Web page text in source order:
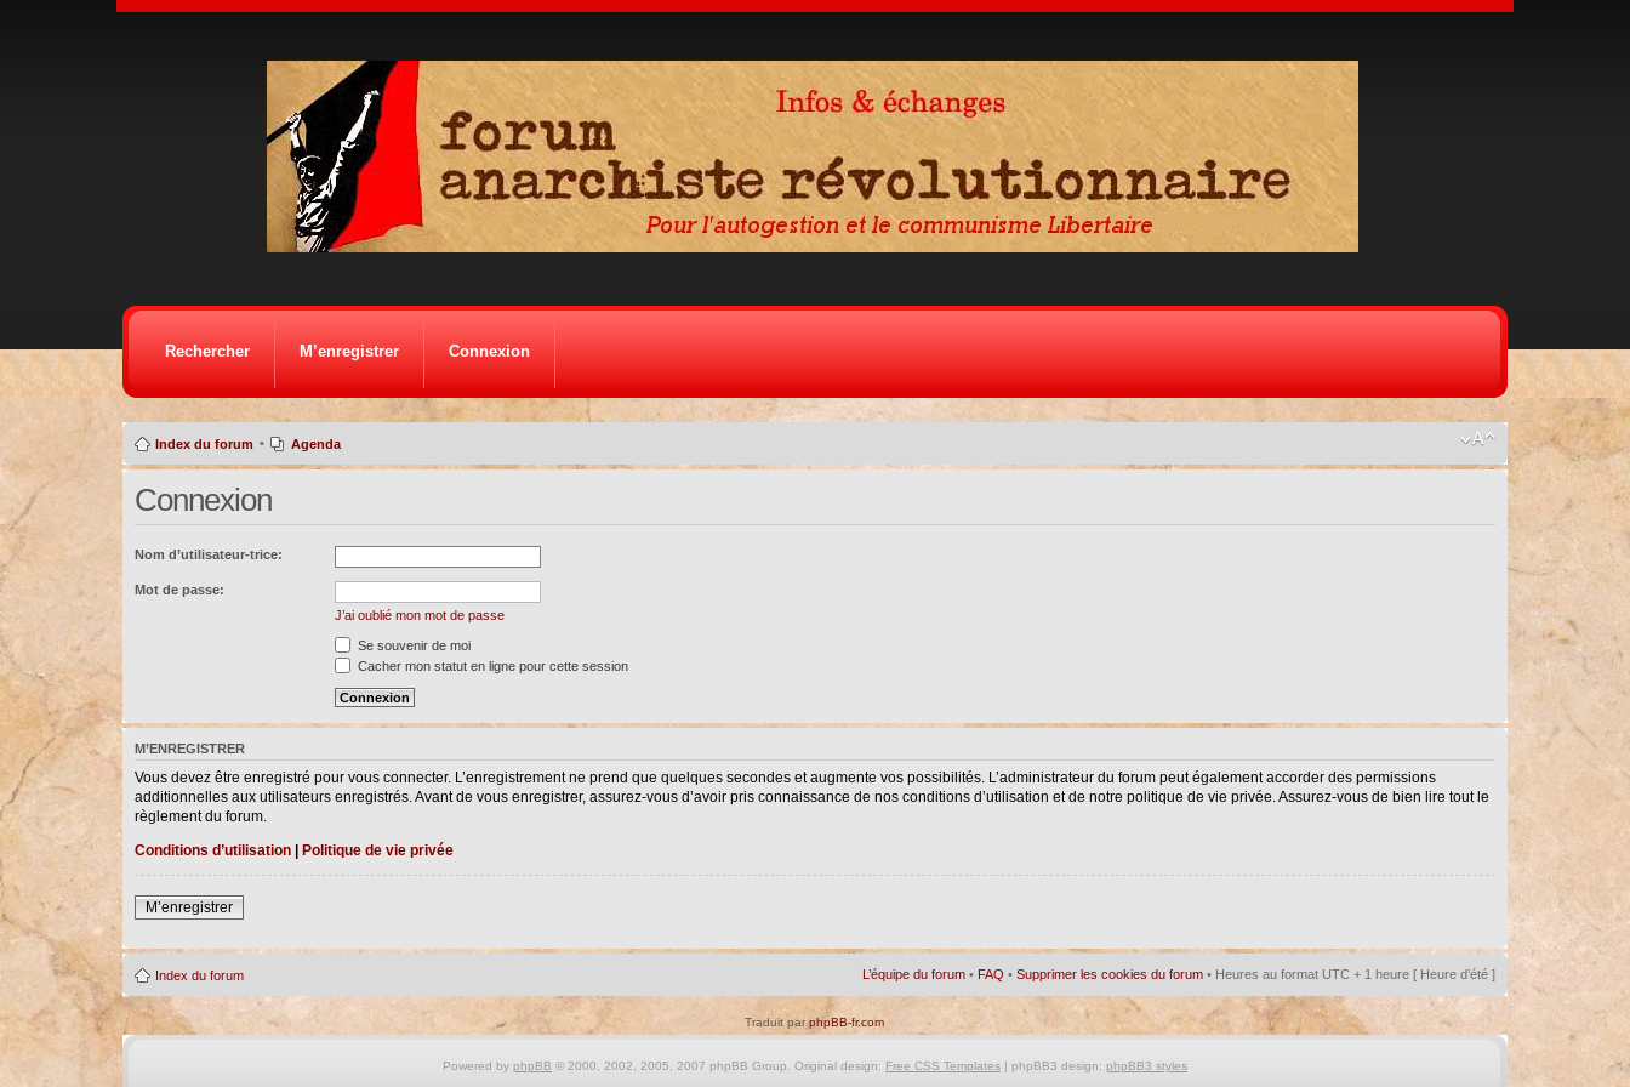
Rechercher M’enregistrer Connexion
Index du forum • Agenda
Connexion
Nom d’utilisateur-trice:
Mot de passe:
J’ai oublié mon mot de passe
Se souvenir de moi
Cacher mon statut en ligne pour cette session
M’ENREGISTRER
Vous devez être enregistré pour vous connecter. L’enregistrement ne prend que quelques secondes et augmente vos possibilités. L’administrateur du forum peut également accorder des permissions
additionnelles aux utilisateurs enregistrés. Avant de vous enregistrer, assurez-vous d’avoir pris connaissance de nos conditions d’utilisation et de notre politique de vie privée. Assurez-vous de bien lire tout le
règlement du forum.
Conditions d’utilisation| Politique de vie privée
M’enregistrer
Index du forum L’équipe du forum • FAQ •Supprimer les cookies du forum • Heures au format UTC + 1 heure [ Heure d’été ]
Traduit parphpBB-fr.com
Powered by phpBB © 2000, 2002, 2005, 2007 phpBB Group. Original design: Free CSS Templates| phpBB3 design: phpBB3 styles